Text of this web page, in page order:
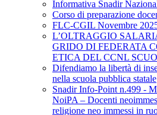
Informativa Snadir
Corso di preparazione
FLC-CGIL Novembre
L’OLTRAGGIO
GRIDO DI FEDERATA
ETICA DEL CCNL
Difendiamo la libertà di
nella scuola pubblica statale
Snadir Info-Point n.499 -
NoiPA – Docenti
religione neo immessi in